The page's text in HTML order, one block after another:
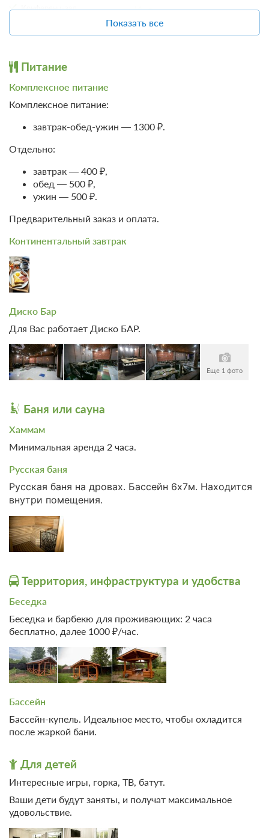
Конференц-зал
Игровая комната
Спорт
Бильярд
Сервисы
Люкс для новобрачных
Показать все
Питание
Комплексное питание
Комплексное питание:
завтрак-обед-ужин — 1300 ₽.
Отдельно:
завтрак — 400 ₽,
обед — 500 ₽,
ужин — 500 ₽.
Предварительный заказ и оплата.
Континентальный завтрак
Диско Бар
Для Вас работает Диско БАР.
Еще 1 фото
Баня или сауна
Хаммам
Минимальная аренда 2 часа.
Русская баня
Русская баня на дровах. Бассейн 6х7м. Находится
внутри помещения.
Территория, инфраструктура и удобства
Беседка
Беседка и барбекю для проживающих: 2 часа
бесплатно, далее 1000 ₽/час.
Бассейн
Бассейн-купель. Идеальное место, чтобы охладится
после жаркой бани.
Для детей
Интересные игры, горка, ТВ, батут.
Ваши дети будут заняты, и получат максимальное
удовольствие.